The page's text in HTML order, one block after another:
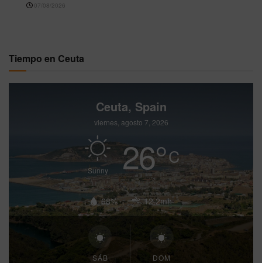
07/08/2026
Tiempo en Ceuta
Ceuta, Spain
viernes, agosto 7, 2026
Sunny 26°C
68% 12.2mh
SÁB DOM